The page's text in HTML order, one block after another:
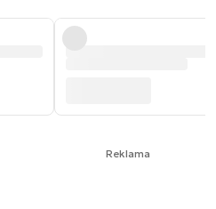
Reklama